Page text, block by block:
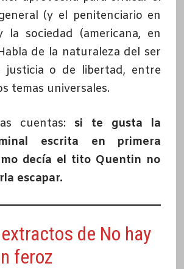
(y el penitenciario en
la sociedad (americana, en
de la naturaleza del ser
justicia o de libertad, entre
temas universales.
cuentas: si te gusta la
escrita en primera
decía el tito Quentin no
escapar.
de No hay
feroz